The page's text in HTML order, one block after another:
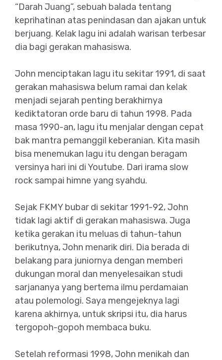
“Darah Juang”, sebuah balada tentang
keprihatinan atas penindasan dan ajakan untuk
berjuang. Kelak lagu ini adalah warisan terbesar
dia bagi gerakan mahasiswa.
John menciptakan lagu itu sekitar 1991, di saat
gerakan mahasiswa belum ramai dan kelak
menjadi sejarah penting berakhirnya
kediktatoran orde baru di tahun 1998. Pada
masa 1990-an, lagu itu menjalar dengan cepat
bak mantra pemanggil keberanian. Kita masih
bisa menemukan lagu itu dengan beragam
versinya hari ini di Youtube. Dari irama slow
rock sampai himne yang syahdu.
Sejak FKMY bubar di sekitar 1991-92, John
tidak lagi aktif di gerakan mahasiswa. Juga
ketika gerakan itu meluas di tahun-tahun
berikutnya, John menarik diri. Dia berada di
belakang para juniornya dengan memberi
dukungan moral dan menyelesaikan studi
sarjananya yang bertema ilmu perdamaian
atau polemologi. Saya mengejeknya lagi
karena akhirnya, untuk skripsi itu, dia harus
tergopoh-gopoh membaca buku.
Setelah reformasi 1998, John menikah dan